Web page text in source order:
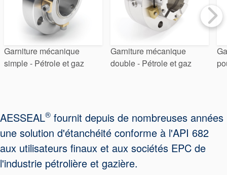
support de
joint
Remise à
Garniture mécanique
simple - Pétrole et gaz
Garniture mécanique
double - Pétrole et gaz
AESSEAL® fournit depuis de nombreuses années
une solution d'étanchéité conforme à l'API 682
aux utilisateurs finaux et aux sociétés EPC de
l'industrie pétrolière et gazière.